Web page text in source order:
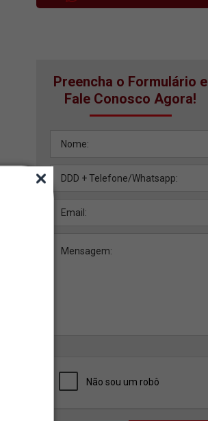
Preencha o Formulário e
Fale Conosco Agora!